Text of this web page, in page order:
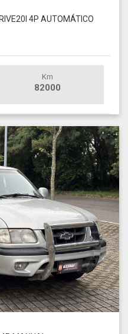
4P AUTOMÁTICO
Km
82000